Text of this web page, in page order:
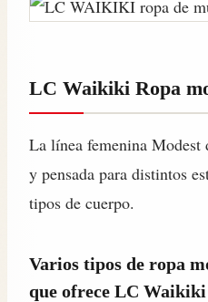
LC Waikiki Ropa
La línea femenina
y pensada para distintos
tipos de cuerpo.
Varios tipos de ropa
que ofrece LC Waikiki